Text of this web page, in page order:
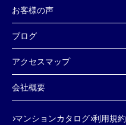
お客様の声
ブログ
アクセスマップ
会社概要
マンションカタログ 利用規約